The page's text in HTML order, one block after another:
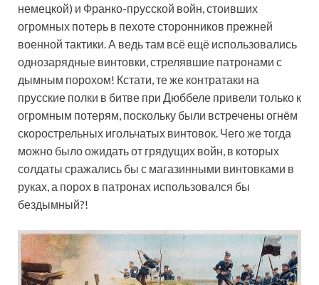
немецкой) и Франко-прусской войн, стоивших
огромных потерь в пехоте сторонников прежней
военной тактики. А ведь там всё ещё использовались
однозарядные винтовки, стрелявшие патронами с
дымным порохом! Кстати, те же контратаки на
прусские полки в битве при Дюббеле привели только к
огромным потерям, поскольку были встречены огнём
скорострельных игольчатых винтовок. Чего же тогда
можно было ожидать от грядущих войн, в которых
солдаты сражались бы с магазинными винтовками в
руках, а порох в патронах использовался бы
бездымный?!